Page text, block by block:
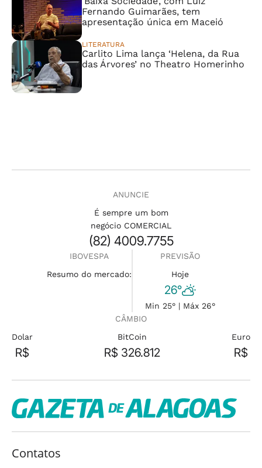
Fernando Guimarães, tem
apresentação única em Maceió
LITERATURA
Carlito Lima lança ‘Helena, da Rua
das Árvores’ no Theatro Homerinho
ANUNCIE
É sempre um bom
negócio COMERCIAL
(82) 4009.7755
IBOVESPA
Resumo do mercado:
PREVISÃO
Hoje
26°
Min 25° | Máx 26°
CÂMBIO
Dolar
R$
BitCoin
R$ 326.812
Euro
R$
Contatos